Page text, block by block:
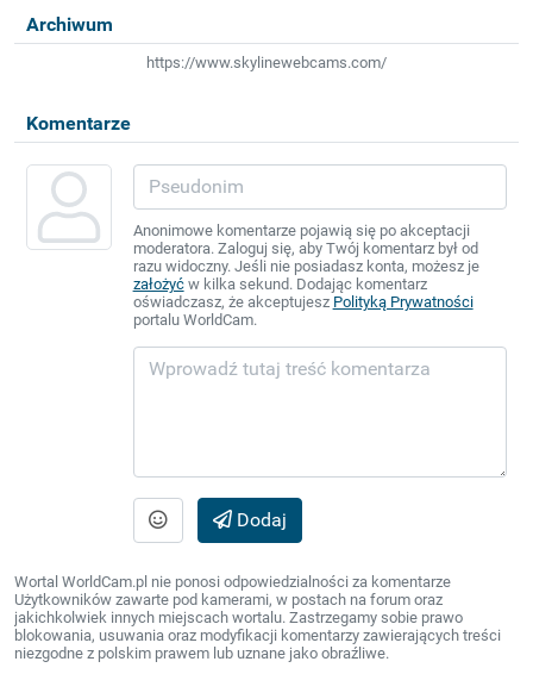
Archiwum
https://www.skylinewebcams.com/
Komentarze
Anonimowe komentarze pojawią się po akceptacji
moderatora. Zaloguj się, aby Twój komentarz był od
razu widoczny. Jeśli nie posiadasz konta, możesz je
założyćw kilka sekund. Dodając komentarz
oświadczasz, że akceptujesz Polityką Prywatności
portalu WorldCam.
Dodaj
Wortal WorldCam.pl nie ponosi odpowiedzialności za komentarze
Użytkowników zawarte pod kamerami, w postach na forum oraz
jakichkolwiek innych miejscach wortalu. Zastrzegamy sobie prawo
blokowania, usuwania oraz modyfikacji komentarzy zawierających treści
niezgodne z polskim prawem lub uznane jako obraźliwe.